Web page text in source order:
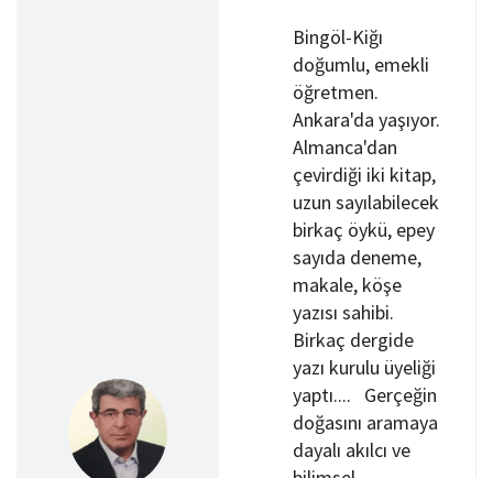
Bingöl-Kiğı
doğumlu, emekli
öğretmen.
Ankara'da yaşıyor.
Almanca'dan
çevirdiği iki kitap,
uzun sayılabilecek
birkaç öykü, epey
sayıda deneme,
makale, köşe
yazısı sahibi.
Birkaç dergide
yazı kurulu üyeliği
yaptı.... Gerçeğin
doğasını aramaya
dayalı akılcı ve